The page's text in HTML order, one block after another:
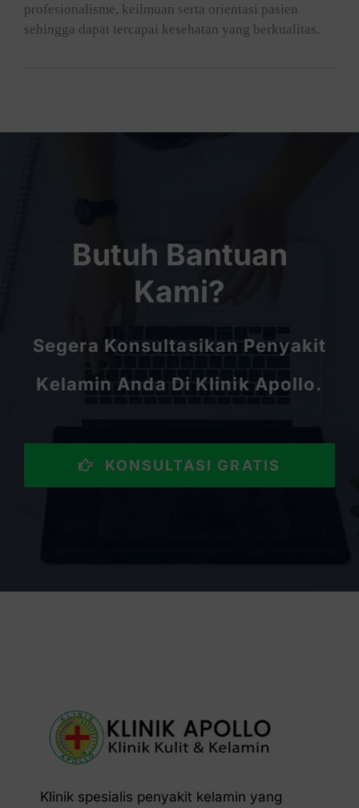
profesionalisme, keilmuan serta orientasi pasien
sehingga dapat tercapai kesehatan yang berkualitas.
Butuh Bantuan
Kami?
Segera Konsultasikan Penyakit
Kelamin Anda Di Klinik Apollo.
KONSULTASI GRATIS
Klinik spesialis penyakit kelamin yang